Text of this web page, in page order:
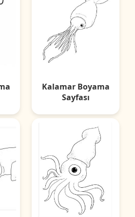
Kalamar Boyama
Sayfası